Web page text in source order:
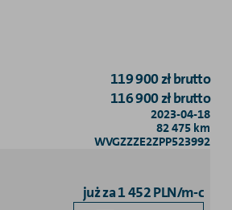
119 900złbrutto
116 900złbrutto
2023-04-18
82 475 km
WVGZZZE2ZPP523992
już za 1 452 PLN/m-c